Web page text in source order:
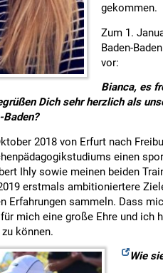
gekommen.
Zum 1.
Baden-
vor:
Bianca, es
Dich sehr herzlich als
Baden?
2018 von Erfurt nach
einen
Ihly sowie meinen beiden
erstmals ambitioniertere
Erfahrungen sammeln. Dass
mich eine große Ehre und ich
können.
Wie